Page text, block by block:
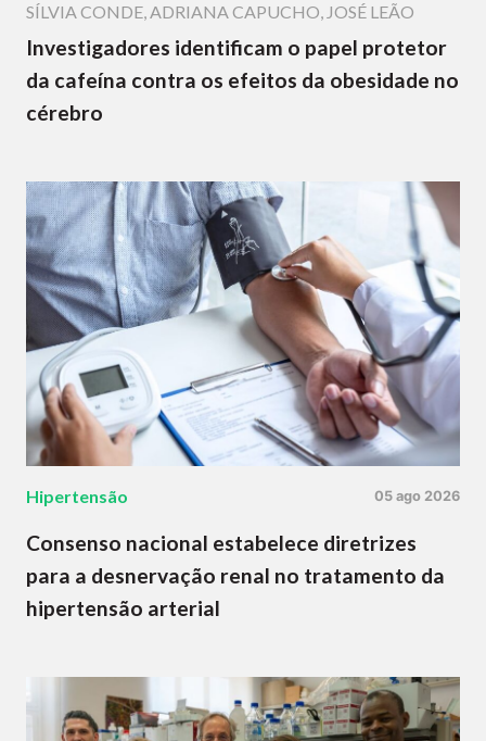
SÍLVIA CONDE,ADRIANA CAPUCHO, JOSÉ LEÃO
Investigadores identificam o papel protetor
da cafeína contra os efeitos da obesidade no
cérebro
Hipertensão 05 ago 2026
Consenso nacional estabelece diretrizes
para a desnervação renal no tratamento da
hipertensão arterial